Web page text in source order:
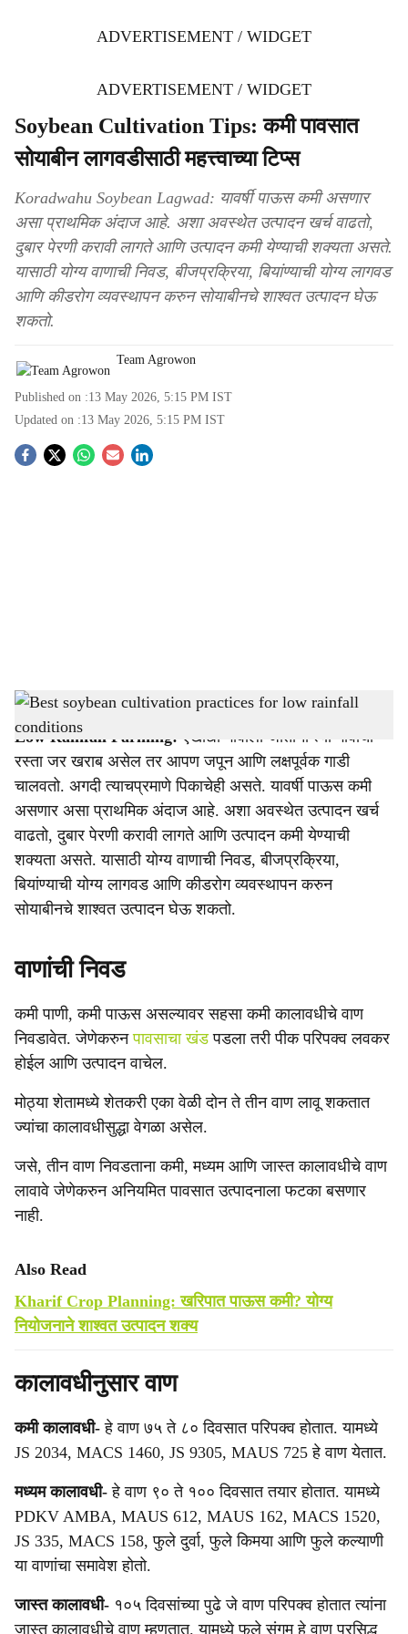
ADVERTISEMENT / WIDGET
ADVERTISEMENT / WIDGET
Soybean Cultivation Tips: कमी पावसात
सोयाबीन लागवडीसाठी महत्त्वाच्या टिप्स
Koradwahu Soybean Lagwad: यावर्षी पाऊस कमी असणार
असा प्राथमिक अंदाज आहे. अशा अवस्थेत उत्पादन खर्च वाढतो,
दुबार पेरणी करावी लागते आणि उत्पादन कमी येण्याची शक्यता असते.
यासाठी योग्य वाणाची निवड, बीजप्रक्रिया, बियांण्याची योग्य लागवड
आणि कीडरोग व्यवस्थापन करुन सोयाबीनचे शाश्वत उत्पादन घेऊ
शकतो.
Team Agrowon
Published on :13 May 2026, 5:15 PM IST
Updated on :13 May 2026, 5:15 PM IST
S
h
a
r
e
Best soybean cultivation practices for low rainfall conditions- Agrowon
Low Rainfall Farming: एखाद्या गावाला जाताना त्या गावाचा
रस्ता जर खराब असेल तर आपण जपून आणि लक्षपूर्वक गाडी
चालवतो. अगदी त्याचप्रमाणे पिकाचेही असते. यावर्षी पाऊस कमी
असणार असा प्राथमिक अंदाज आहे. अशा अवस्थेत उत्पादन खर्च
वाढतो, दुबार पेरणी करावी लागते आणि उत्पादन कमी येण्याची
शक्यता असते. यासाठी योग्य वाणाची निवड, बीजप्रक्रिया,
बियांण्याची योग्य लागवड आणि कीडरोग व्यवस्थापन करुन
सोयाबीनचे शाश्वत उत्पादन घेऊ शकतो.
वाणांची निवड
कमी पाणी, कमी पाऊस असल्यावर सहसा कमी कालावधीचे वाण
निवडावेत. जेणेकरुनपावसाचा खंडपडला तरी पीक परिपक्व लवकर
होईल आणि उत्पादन वाचेल.
मोठ्या शेतामध्ये शेतकरी एका वेळी दोन ते तीन वाण लावू शकतात
ज्यांचा कालावधीसुद्धा वेगळा असेल.
जसे, तीन वाण निवडताना कमी, मध्यम आणि जास्त कालावधीचे वाण
लावावे जेणेकरुन अनियमित पावसात उत्पादनाला फटका बसणार
नाही.
Also Read
Kharif Crop Planning: खरिपात पाऊस कमी? योग्य
नियोजनाने शाश्वत उत्पादन शक्य
कालावधीनुसार वाण
कमी कालावधी- हे वाण ७५ ते ८० दिवसात परिपक्व होतात. यामध्ये
JS 2034, MACS 1460, JS 9305, MAUS 725 हे वाण येतात.
मध्यम कालावधी- हे वाण ९० ते १०० दिवसात तयार होतात. यामध्ये
PDKV AMBA, MAUS 612, MAUS 162, MACS 1520,
JS 335, MACS 158, फुले दुर्वा, फुले किमया आणि फुले कल्याणी
या वाणांचा समावेश होतो.
जास्त कालावधी- १०५ दिवसांच्या पुढे जे वाण परिपक्व होतात त्यांना
जास्त कालावधीचे वाण म्हणतात. यामध्ये फुले संगम हे वाण प्रसिद्ध